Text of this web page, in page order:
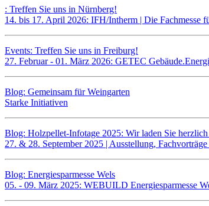
: Treffen Sie uns in Nürnberg!
14. bis 17. April 2026: IFH/Intherm | Die Fachmesse
Events: Treffen Sie uns in Freiburg!
27. Februar - 01. März 2026: GETEC
Blog: Gemeinsam für Weingarten
Starke Initiativen
Blog: Holzpellet-Infotage 2025: Wir laden Sie
27. & 28. September 2025 | Ausstellung,
Blog: Energiesparmesse Wels
05. - 09. März 2025: WEBUILD Energiesparmesse